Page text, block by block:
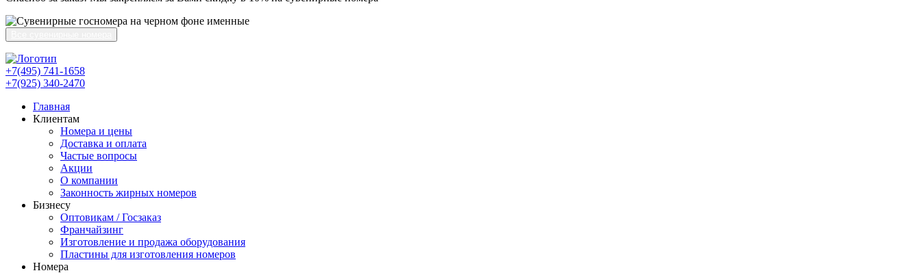
+7(495) 741-1658
+7(925) 340-2470
Главная
Клиентам
Номера и цены
Доставка и оплата
Частые вопросы
Акции
О компании
Законность жирных номеров
Бизнесу
Оптовикам / Госзаказ
Франчайзинг
Изготовление и продажа оборудования
Пластины для изготовления номеров
Номера